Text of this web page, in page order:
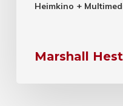
Heimkino +
Marshall